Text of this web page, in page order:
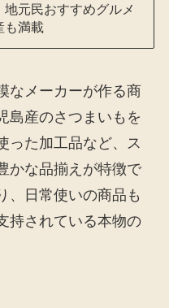
地元民おすすめグルメ
も満載
なメーカーが作る商
島産のさつまいもを
った加工品など、ス
かな品揃えが特徴で
、日常使いの商品も
持されている本物の